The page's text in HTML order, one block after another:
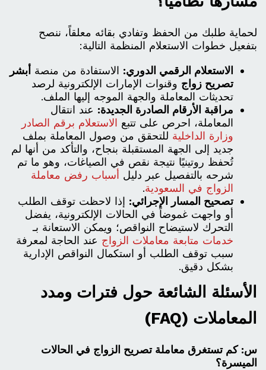
لحماية طلبك من الحفظ وتفادي بقائه معلقاً، ننصح
بتفعيل خطوات الاستعلام المنظمة التالية:
الاستعلام الرقمي الدوري: الاستفادة من منصة أبشر
تصريح زواج وقنوات الإمارات الإلكترونية لرصد
تحديثات المعاملة والجهة الموجه إليها الملف.
مراقبة الأرقام الصادرة الجديدة: عند انتقال
المعاملة، احرص على تتبع الاستعلام برقم الصادر
وزارة الداخلية للتحقق من وصول المعاملة بملف
جديد إلى الجهة المستقبلة بنجاح، والتأكد من أنها لم
تُحفظ روتينيًا نتيجة نقص في الصياغات، وهو ما تم
شرحه بالتفصيل عبر دليل أسباب رفض معاملة
الزواج في السعودية.
تصحيح المسار الإجرائي: إذا لاحظت توقف الطلب
أو واجهت غموضاً في الحالات الإلكترونية، يفضل
التحرك لاستيضاح النواقص؛ ويمكن الاستعانة بـ
خدمات متابعة معاملات الزواج عند الحاجة لمعرفة
سبب توقف الطلب أو استكمال النواقص الإدارية
بشكل دقيق.
الأسئلة الشائعة حول فترات ومدد
المعاملات (FAQ)
س: كم تستغرق معاملة تصريح الزواج في الحالات
الميسرة؟